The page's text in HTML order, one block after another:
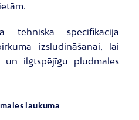
tehniskā specifikācija
izsludināšanai, lai
un ilgtspējīgu pludmales
laukuma